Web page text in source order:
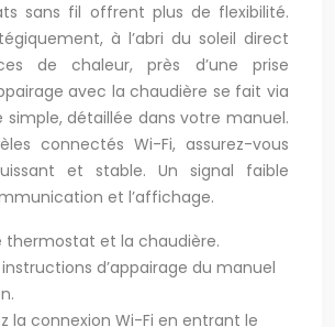
sans fil offrent plus de flexibilité.
à l’abri du soleil direct
de chaleur, près d’une prise
avec la chaudière se fait via
simple, détaillée dans votre manuel.
connectés Wi-Fi, assurez-vous
et stable. Un signal faible
et l’affichage.
thermostat et la chaudière.
instructions d’appairage du manuel
la connexion Wi-Fi en entrant le